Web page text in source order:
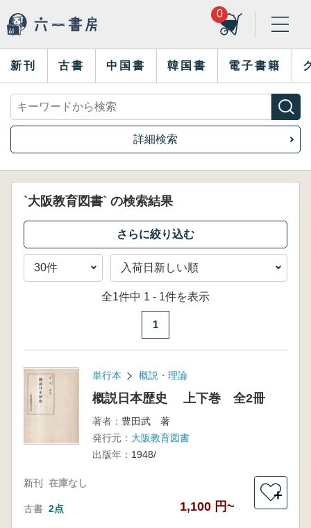
0
新刊 古書 中国書 韓国書 電子書籍
詳細検索
`大阪教育図書` の検索結果
全1件中 1 - 1件を表示
1
単行本 概説・理論
概説日本歴史 上下巻 全2冊
著者： 豊田武 著
発行元： 大阪教育図書
出版年： 1948/
新刊 在庫なし
古書 2点 1,100 円~
＋